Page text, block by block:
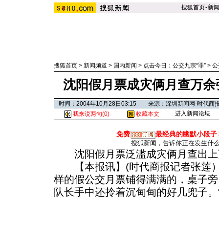
搜狐首页-新闻
搜狐首页 > 新闻频道 > 国内新闻 > 点击今日：公交九宗“罪” >
沈阳假月票成灾俩月查万
时间：2004年10月28日03:15 来源：深圳新闻网-时代商
我来说两句(0) 收藏本文 进入新闻论坛
免费 最经典的幽默小段子
搜狐新闻，告诉你正在发生什
沈阳假月票泛滥成灾俩月查出上
【本报讯】(时代商报记者张莲
样的假公交月票铺得满满的，桌子
队长手中还拎着沉甸甸的好几兜子。